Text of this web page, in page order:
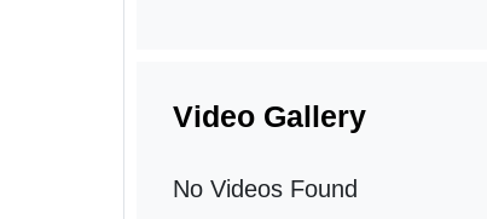
Video Gallery
No Videos Found